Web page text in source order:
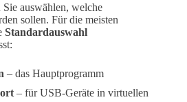
Sie auswählen, welche
sollen. Für die meisten
Standardauswahl
– das Hauptprogramm
– für USB-Geräte in virtuellen